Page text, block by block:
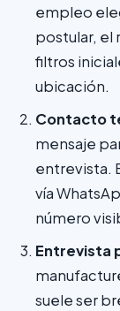
empleo
postular, el
filtros
ubicación.
Contacto
mensaje
entrevista.
vía
número
Entrevista
suele ser